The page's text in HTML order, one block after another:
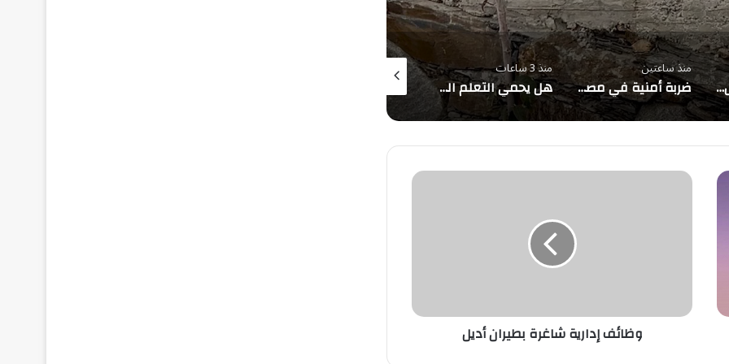
وزارة الرياضة تُكمل تطوير ملعب جامعة الأميرة نورة استعداداً لكأس آسيا 2027 وكأس العالم 2034
منذ ساعتين
ضربة أمنية في مصر تُسقط 4 عناصر خطرة وتضبط 350 كجم مخدرات و134 سلاحًا
منذ 3 ساعات
هل يحمي التعلم المستمر من الزهايمر؟.. دراسة تكشف تراجع الخطر 38%
منذ 3 ساعات
وظائف
وظائف إدارية شاغرة بطيران أديل